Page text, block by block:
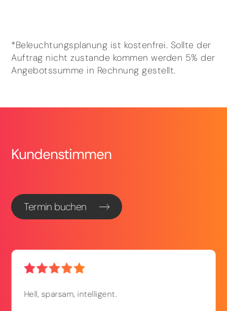
*Beleuchtungsplanung ist kostenfrei. Sollte der
Auftrag nicht zustande kommen werden 5% der
Angebotssumme in Rechnung gestellt.
Kundenstimmen
Termin buchen
Hell, sparsam, intelligent.